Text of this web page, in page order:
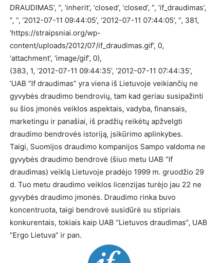
DRAUDIMAS’, ”, ‘inherit’, ‘closed’, ‘closed’, ”, ‘if_draudimas’,
”, ”, ‘2012-07-11 09:44:05’, ‘2012-07-11 07:44:05’, ”, 381,
‘https://straipsniai.org/wp-
content/uploads/2012/07/if_draudimas.gif’, 0,
‘attachment’, ‘image/gif’, 0),
(383, 1, ‘2012-07-11 09:44:35’, ‘2012-07-11 07:44:35’,
‘UAB “If draudimas” yra viena iš Lietuvoje veikiančių ne
gyvybės draudimo bendrovių, tam kad geriau susipažinti
su šios įmonės veiklos aspektais, vadyba, finansais,
marketingu ir panašiai, iš pradžių reikėtų apžvelgti
draudimo bendrovės istoriją, įsikūrimo aplinkybes.
Taigi, Suomijos draudimo kompanijos Sampo valdoma ne
gyvybės draudimo bendrovė (šiuo metu UAB “If
draudimas) veiklą Lietuvoje pradėjo 1999 m. gruodžio 29
d. Tuo metu draudimo veiklos licenzijas turėjo jau 22 ne
gyvybės draudimo įmonės. Draudimo rinka buvo
koncentruota, taigi bendrovė susidūrė su stipriais
konkurentais, tokiais kaip UAB “Lietuvos draudimas”, UAB
“Ergo Lietuva” ir pan.